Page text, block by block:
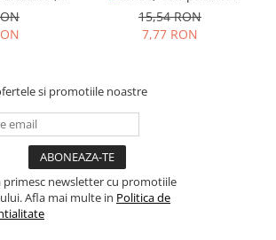
80
Nespresso, 10 buc
15,54 RON
7,77 RON
si promotiile noastre
primesc newsletter cu promotiile
Afla mai multe in Politica de